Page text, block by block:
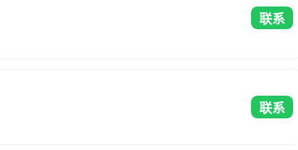
联系
联系